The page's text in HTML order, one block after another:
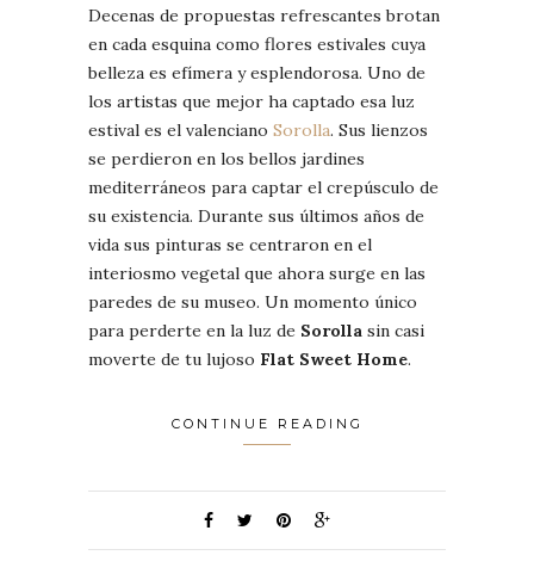
Decenas de propuestas refrescantes brotan
en cada esquina como flores estivales cuya
belleza es efímera y esplendorosa. Uno de
los artistas que mejor ha captado esa luz
estival es el valenciano Sorolla. Sus lienzos
se perdieron en los bellos jardines
mediterráneos para captar el crepúsculo de
su existencia. Durante sus últimos años de
vida sus pinturas se centraron en el
interiosmo vegetal que ahora surge en las
paredes de su museo. Un momento único
para perderte en la luz de Sorolla sin casi
moverte de tu lujoso Flat Sweet Home.
CONTINUE READING